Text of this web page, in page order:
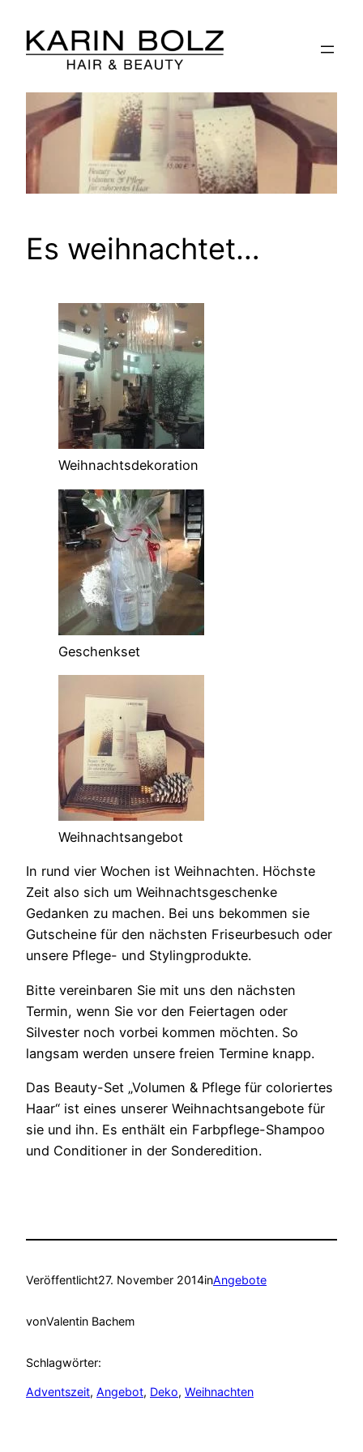
Inhalt
springen
Es weihnachtet…
Weihnachtsdekoration
Geschenkset
Weihnachtsangebot
In rund vier Wochen ist Weihnachten. Höchste
Zeit also sich um Weihnachtsgeschenke
Gedanken zu machen. Bei uns bekommen sie
Gutscheine für den nächsten Friseurbesuch oder
unsere Pflege- und Stylingprodukte.
Bitte vereinbaren Sie mit uns den nächsten
Termin, wenn Sie vor den Feiertagen oder
Silvester noch vorbei kommen möchten. So
langsam werden unsere freien Termine knapp.
Das Beauty-Set „Volumen & Pflege für coloriertes
Haar“ ist eines unserer Weihnachtsangebote für
sie und ihn. Es enthält ein Farbpflege-Shampoo
und Conditioner in der Sonderedition.
Veröffentlicht27. November 2014inAngebote
vonValentin Bachem
Schlagwörter:
Adventszeit, Angebot, Deko, Weihnachten